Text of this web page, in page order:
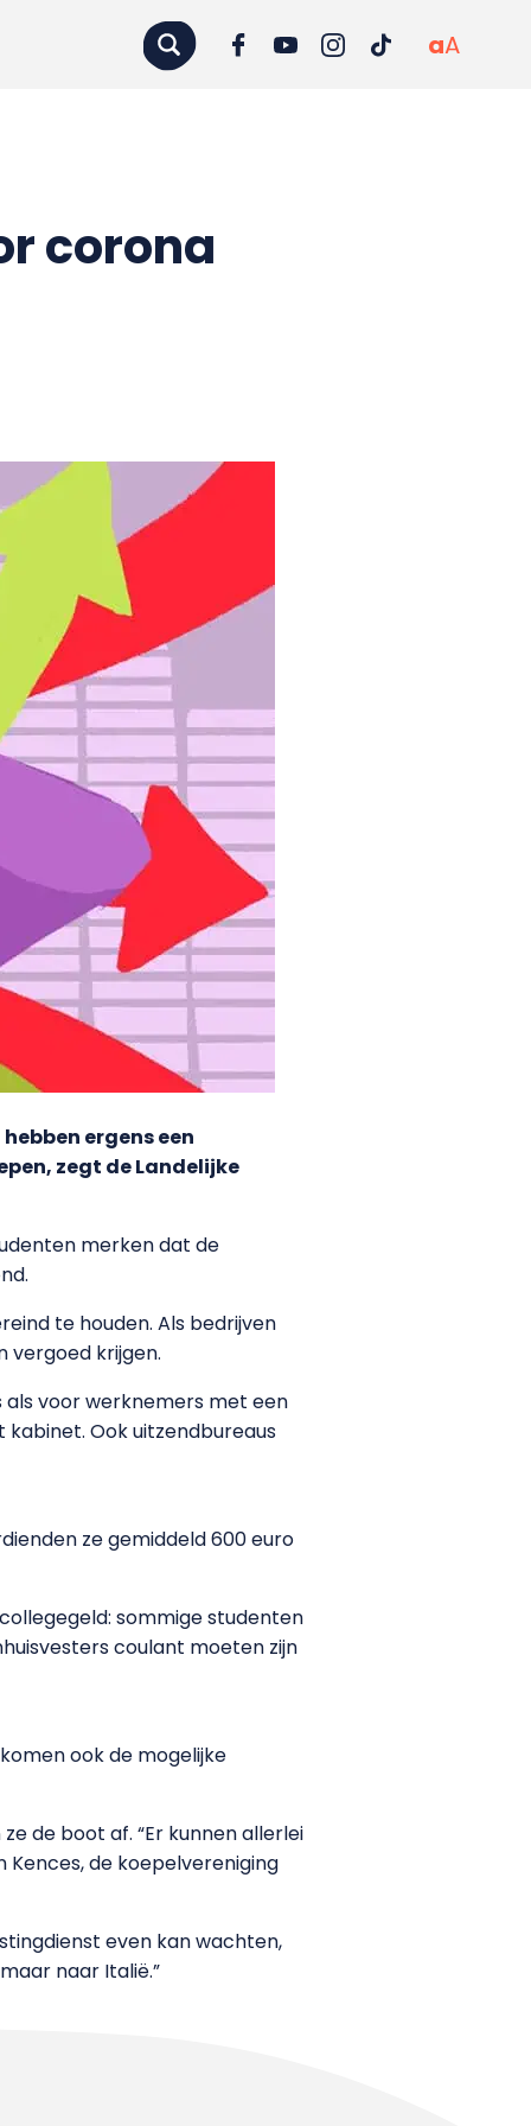
aA
corona
ergens een
zegt de Landelijke
merken dat de
te houden. Als bedrijven
vergoed krijgen.
voor werknemers met een
Ook uitzendbureaus
ze gemiddeld 600 euro
sommige studenten
coulant moeten zijn
ook de mogelijke
de boot af. “Er kunnen allerlei
de koepelvereniging
even kan wachten,
naar Italië.”